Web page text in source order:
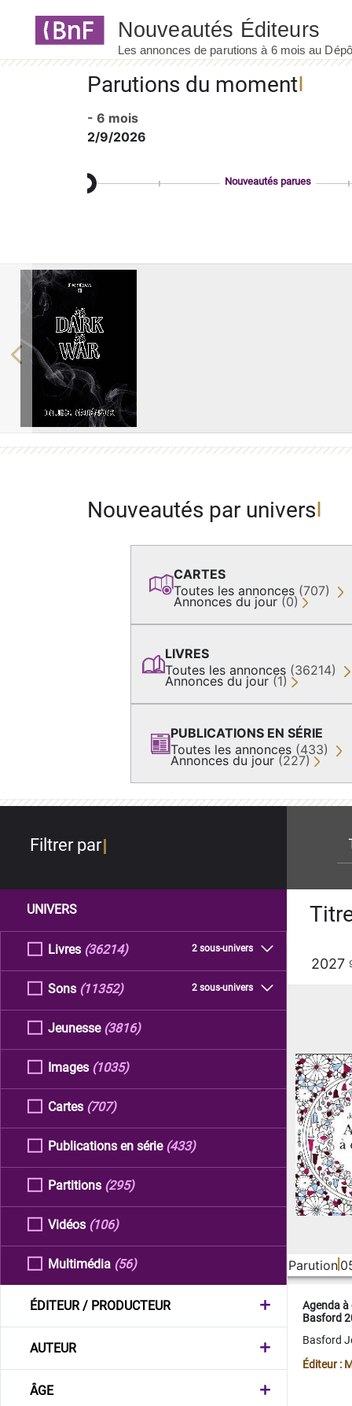
Parutions du moment
- 6 mois
2/9/2026
Nouveautés parues
Previous
Nouveautés par univers
CARTES
Toutes les annonces (707)
Annonces du jour (0)
LIVRES
Toutes les annonces (36214)
Annonces du jour (1)
PUBLICATIONS EN SÉRIE
Toutes les annonces (433)
Annonces du jour (227)
Filtrer par
UNIVERS
Livres 2 sous-univers
(36214)
Sons 2 sous-univers
(11352)
Jeunesse (3816)
Images (1035)
Cartes (707)
Publications en série (433)
Partitions (295)
Vidéos (106)
Multimédia (56)
ÉDITEUR / PRODUCTEUR
AUTEUR
ÂGE
2027
Parution
Agenda
Basford
Basford
Éditeur :